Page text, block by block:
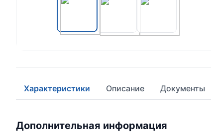
Характеристики Описание Документы
Дополнительная информация